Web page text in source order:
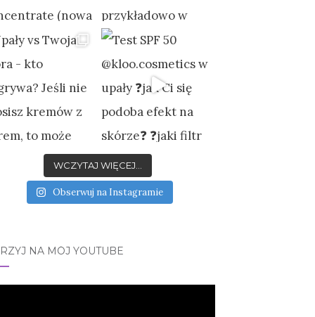
WCZYTAJ WIĘCEJ...
Obserwuj na Instagramie
NA MÓJ YOUTUBE